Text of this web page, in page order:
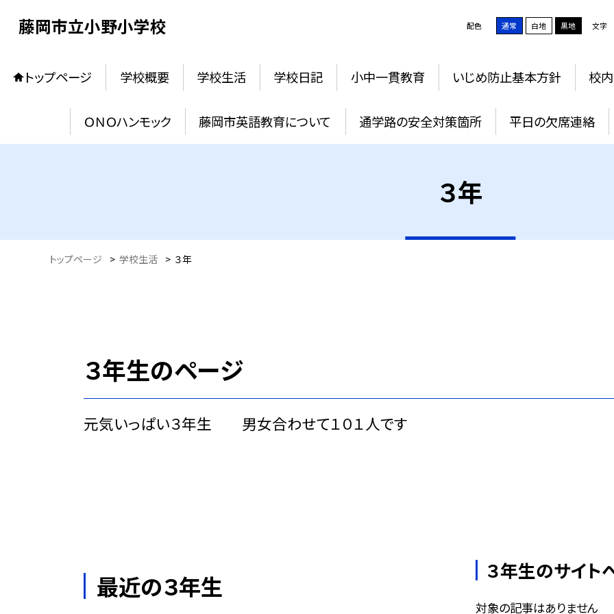
藤岡市立小野小学校 配色 通常 白地 黒地 文字
トップページ 学校概要 学校生活 学校日記 小中一貫教育 いじめ防止基本方針 校
ＯＮＯハンモック 藤岡市英語教育について 通学路の安全対策箇所 平日の欠席連絡
３年
トップページ > 学校生活 > ３年
３年生のページ
元気いっぱい３年生 男女合わせて１０１人です
最近の３年生
３年生のサイト
対象の記事はありません